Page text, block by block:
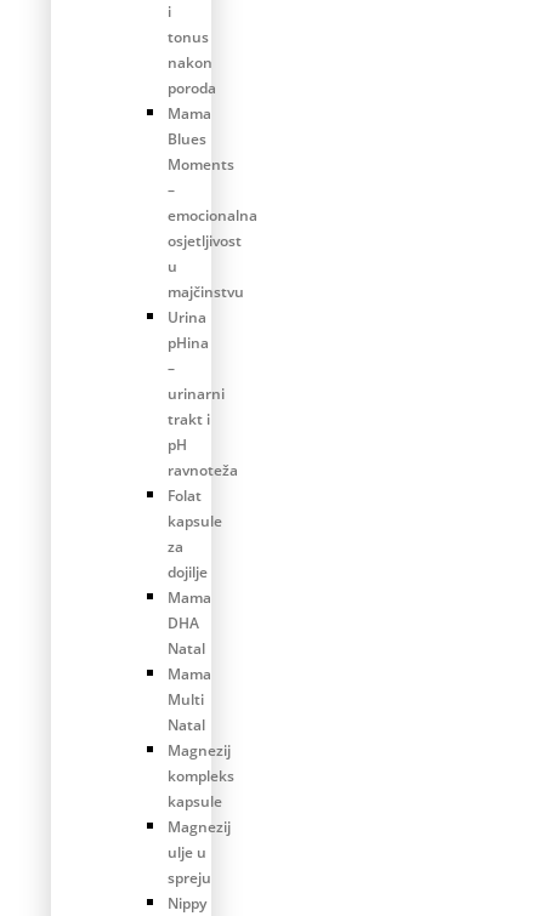
i
tonus
nakon
poroda
Mama
Blues
Moments
–
emocionalna
osjetljivost
u
majčinstvu
Urina
pHina
–
urinarni
trakt i
pH
ravnoteža
Folat
kapsule
za
dojilje
Mama
DHA
Natal
Mama
Multi
Natal
Magnezij
kompleks
kapsule
Magnezij
ulje u
spreju
Nippy